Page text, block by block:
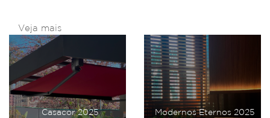
Veja mais
Casacor 2025 Modernos Eternos 2025